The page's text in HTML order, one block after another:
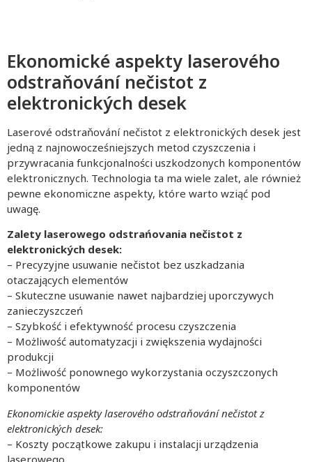
Ekonomické aspekty laserového
odstraňování nečistot z
elektronických desek
Laserové odstraňování nečistot z elektronických desek jest
jedną z najnowocześniejszych metod czyszczenia i
przywracania funkcjonalności uszkodzonych komponentów
elektronicznych. Technologia ta ma wiele zalet, ale również
pewne ekonomiczne aspekty, które warto wziąć pod
uwagę.
Zalety laserowego odstrańovania nečistot z
elektronických desek:
– Precyzyjne usuwanie nečistot bez uszkadzania
otaczających elementów
– Skuteczne usuwanie nawet najbardziej uporczywych
zanieczyszczeń
– Szybkość i efektywność procesu czyszczenia
– Możliwość automatyzacji i zwiększenia wydajności
produkcji
– Możliwość ponownego wykorzystania oczyszczonych
komponentów
Ekonomickie aspekty laserového odstraňování nečistot z
elektronických desek:
– Koszty początkowe zakupu i instalacji urządzenia
laserowego